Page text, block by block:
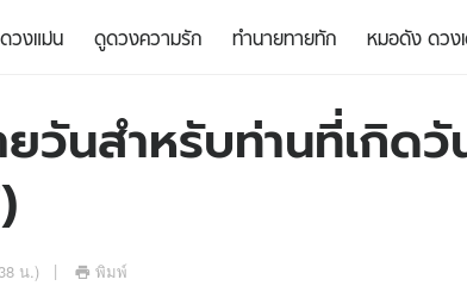
ดูดวง - ตรวจหวย
สถิติหวยไทย
วั
ดวงแม่น ดูดวงความรัก ทํานายทายทัก หมอดัง ดวง
วันสำหรับท่านที่เกิดวั
น.) พิมพ์